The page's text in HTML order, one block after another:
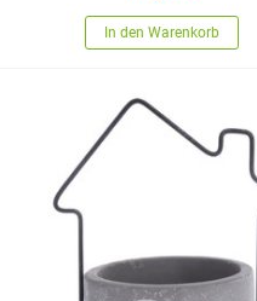
In den Warenkorb